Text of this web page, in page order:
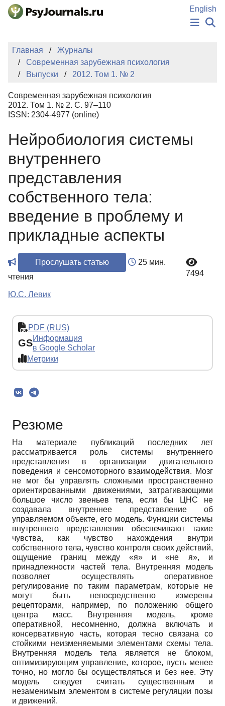
Перейти к основному содержанию
English
НОВОСТИ
ИЗДАНИЯ
АВТОРЫ
БАЗА ЗНАНИЙ
КЛЮЧЕВЫЕ СЛОВА
Регистрация
Главная
Журналы
Современная зарубежная психология
Выпуски
2012. Том 1. № 2
Современная зарубежная психология
2012. Том 1. № 2. С. 97–110
ISSN: 2304-4977 (online)
Нейробиология системы
внутреннего
представления
собственного тела:
введение в проблему и
прикладные аспекты
Прослушать статью
25 мин.
чтения
7494
Ю.С. Левик
PDF (RUS)
GSИнформация
в Google Scholar
Метрики
Резюме
На материале публикаций последних лет
рассматривается роль системы внутреннего
представления в организации двигательного
поведения и сенсомоторного взаимодействия. Мозг
не мог бы управлять сложными пространственно
ориентированными движениями, затрагивающими
большое число звеньев тела, если бы ЦНС не
создавала внутреннее представление об
управляемом объекте, его модель. Функции системы
внутреннего представления обеспечивают такие
чувства, как чувство нахождения внутри
собственного тела, чувство контроля своих действий,
ощущение границ между «я» и «не я», и
принадлежности частей тела. Внутренняя модель
позволяет осуществлять оперативное
регулирование по таким параметрам, которые не
могут быть непосредственно измерены
рецепторами, например, по положению общего
центра масс. Внутренняя модель, кроме
оперативной, несомненно, должна включать и
консервативную часть, которая тесно связана со
стойкими неизменяемыми элементами схемы тела.
Внутренняя модель тела является не блоком,
оптимизирующим управление, которое, пусть менее
точно, но могло бы осуществляться и без нее. Эту
модель следует считать существенным и
незаменимым элементом в системе регуляции позы
и движений.